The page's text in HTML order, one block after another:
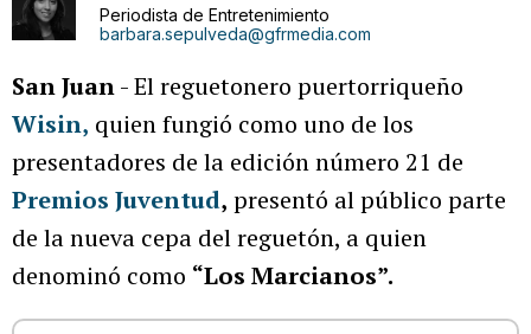
Periodista de Entretenimiento
barbara.sepulveda@gfrmedia.com
San Juan- El reguetonero puertorriqueño
Wisin, quien fungió como uno de los
presentadores de la edición número 21 de
Premios Juventud, presentó al público parte
de la nueva cepa del reguetón, a quien
denominó como “Los Marcianos”.